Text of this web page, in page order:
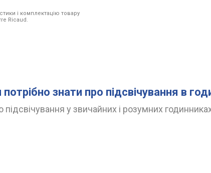
і комплектацію товару
Ricaud.
знати про підсвічування в
підсвічування у звичайних і розумних